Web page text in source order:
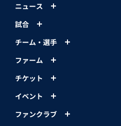
ニュース
試合
チーム・選手
ファーム
チケット
イベント
ファンクラブ